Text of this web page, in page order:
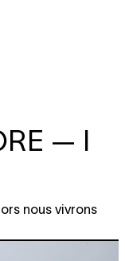
— I
nous vivrons